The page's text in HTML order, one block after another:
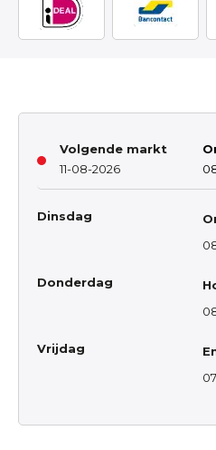
Volgende markt
11-08-2026
Dinsdag
Donderdag
Vrijdag